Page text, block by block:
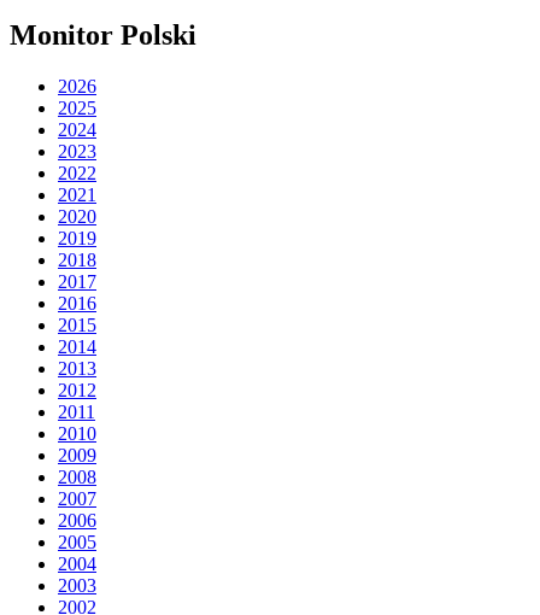
Monitor Polski
2026
2025
2024
2023
2022
2021
2020
2019
2018
2017
2016
2015
2014
2013
2012
2011
2010
2009
2008
2007
2006
2005
2004
2003
2002